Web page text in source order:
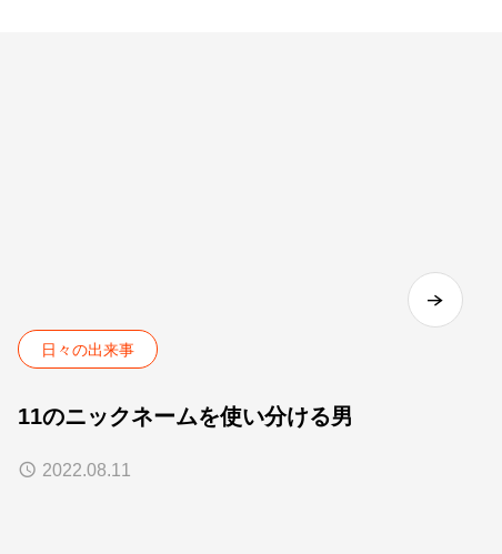
日々の出来事
11のニックネームを使い分ける男
2022.08.11